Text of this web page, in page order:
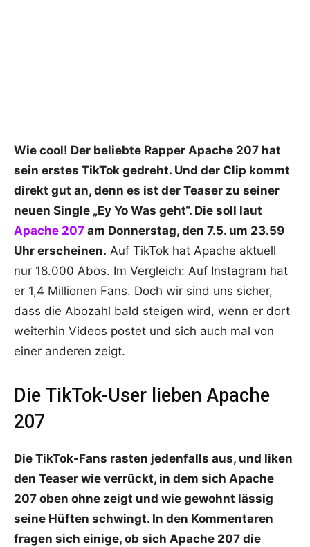
Wie cool! Der beliebte Rapper Apache 207 hat
sein erstes TikTok gedreht. Und der Clip kommt
direkt gut an, denn es ist der Teaser zu seiner
neuen Single „Ey Yo Was geht“. Die soll laut
Apache 207 am Donnerstag, den 7.5. um 23.59
Uhr erscheinen. Auf TikTok hat Apache aktuell
nur 18.000 Abos. Im Vergleich: Auf Instagram hat
er 1,4 Millionen Fans. Doch wir sind uns sicher,
dass die Abozahl bald steigen wird, wenn er dort
weiterhin Videos postet und sich auch mal von
einer anderen zeigt.
Die TikTok-User lieben Apache
207
Die TikTok-Fans rasten jedenfalls aus, und liken
den Teaser wie verrückt, in dem sich Apache
207 oben ohne zeigt und wie gewohnt lässig
seine Hüften schwingt. In den Kommentaren
fragen sich einige, ob sich Apache 207 die